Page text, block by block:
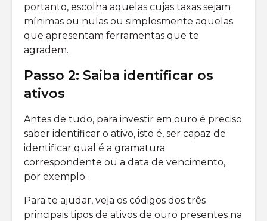
portanto, escolha aquelas cujas taxas sejam
mínimas ou nulas ou simplesmente aquelas
que apresentam ferramentas que te
agradem.
Passo 2: Saiba identificar os
ativos
Antes de tudo, para investir em ouro é preciso
saber identificar o ativo, isto é, ser capaz de
identificar qual é a gramatura
correspondente ou a data de vencimento,
por exemplo.
Para te ajudar, veja os códigos dos três
principais tipos de ativos de ouro presentes na